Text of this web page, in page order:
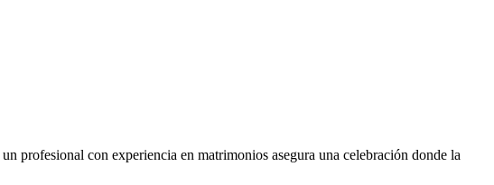
profesional con experiencia en matrimonios asegura una celebración donde la